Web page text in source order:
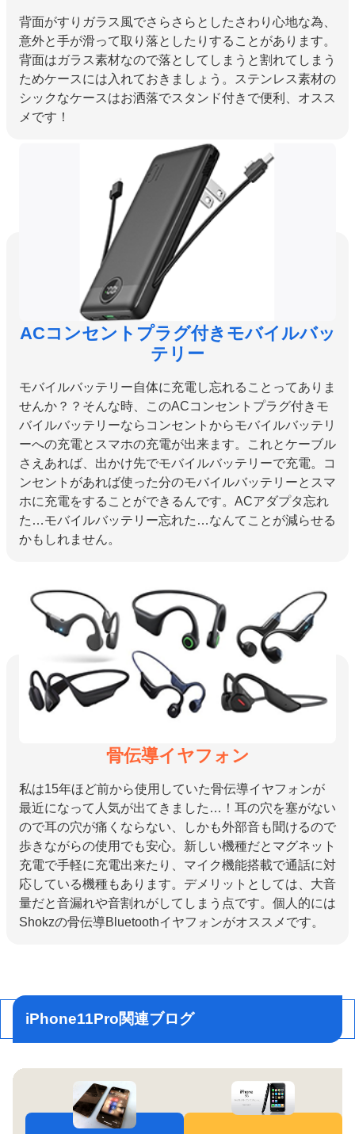
背面がすりガラス風でさらさらとしたさわり心地な為、
意外と手が滑って取り落としたりすることがあります。
背面はガラス素材なので落としてしまうと割れてしまう
ためケースには入れておきましょう。ステンレス素材の
シックなケースはお洒落でスタンド付きで便利、オスス
メです！
ACコンセントプラグ付きモバイルバッ
テリー
モバイルバッテリー自体に充電し忘れることってありま
せんか？？そんな時、このACコンセントプラグ付きモ
バイルバッテリーならコンセントからモバイルバッテリ
ーへの充電とスマホの充電が出来ます。これとケーブル
さえあれば、出かけ先でモバイルバッテリーで充電。コ
ンセントがあれば使った分のモバイルバッテリーとスマ
ホに充電をすることができるんです。ACアダプタ忘れ
た…モバイルバッテリー忘れた…なんてことが減らせる
かもしれません。
骨伝導イヤフォン
私は15年ほど前から使用していた骨伝導イヤフォンが
最近になって人気が出てきました…！耳の穴を塞がない
ので耳の穴が痛くならない、しかも外部音も聞けるので
歩きながらの使用でも安心。新しい機種だとマグネット
充電で手軽に充電出来たり、マイク機能搭載で通話に対
応している機種もあります。デメリットとしては、大音
量だと音漏れや音割れがしてしまう点です。個人的には
Shokzの骨伝導Bluetoothイヤフォンがオススメです。
iPhone11Pro関連ブログ